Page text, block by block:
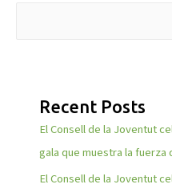
Recent Posts
El Consell de la Joventut
gala que muestra la
El Consell de la Joventut